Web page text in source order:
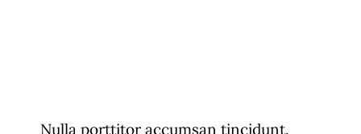
Nulla porttitor accumsan tincidunt.